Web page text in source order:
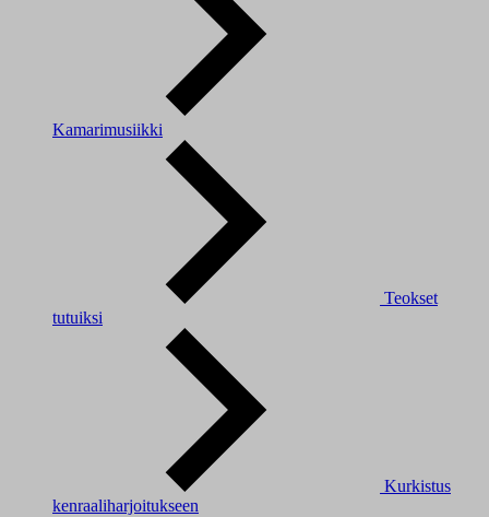
Kamarimusiikki
Teokset
tutuiksi
Kurkistus
kenraaliharjoitukseen